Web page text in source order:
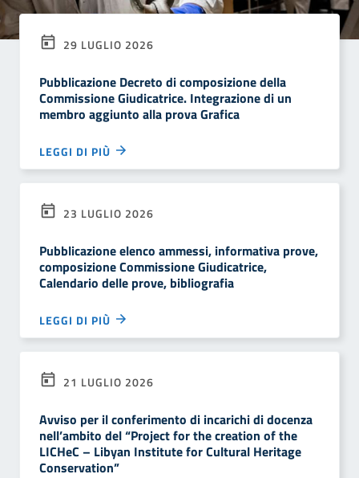
29 LUGLIO 2026
Pubblicazione Decreto di composizione della
Commissione Giudicatrice. Integrazione di un
membro aggiunto alla prova Grafica
LEGGI DI PIÙ
23 LUGLIO 2026
Pubblicazione elenco ammessi, informativa prove,
composizione Commissione Giudicatrice,
Calendario delle prove, bibliografia
LEGGI DI PIÙ
21 LUGLIO 2026
Avviso per il conferimento di incarichi di docenza
nell’ambito del “Project for the creation of the
LICHeC – Libyan Institute for Cultural Heritage
Conservation”